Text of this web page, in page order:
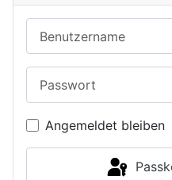
Angemeldet bleiben